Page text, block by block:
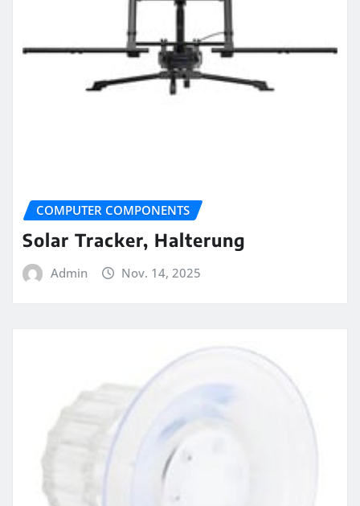
COMPUTER COMPONENTS
Solar Tracker, Halterung
Admin Nov. 14, 2025